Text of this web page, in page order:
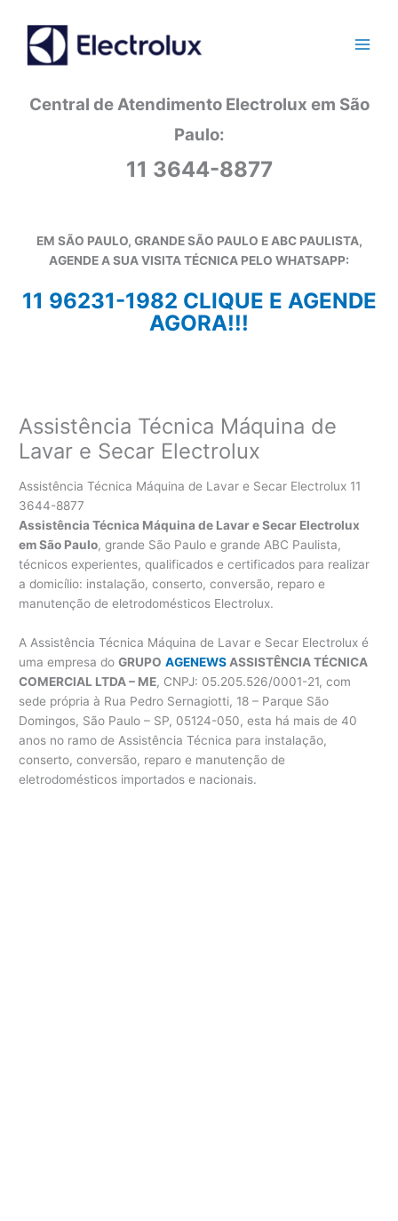
conteúdo
Central de Atendimento Electrolux em São
Paulo:
11 3644-8877
EM SÃO PAULO, GRANDE SÃO PAULO E ABC PAULISTA,
AGENDE A SUA VISITA TÉCNICA PELO WHATSAPP:
11 96231-1982 CLIQUE E AGENDE
AGORA!!!
Assistência Técnica Máquina de
Lavar e Secar Electrolux
Assistência Técnica Máquina de Lavar e Secar Electrolux 11
3644-8877
Assistência Técnica Máquina de Lavar e Secar Electrolux
em São Paulo, grande São Paulo e grande ABC Paulista,
técnicos experientes, qualificados e certificados para realizar
a domicílio: instalação, conserto, conversão, reparo e
manutenção de eletrodomésticos Electrolux.
A Assistência Técnica Máquina de Lavar e Secar Electrolux é
uma empresa doGRUPO AGENEWS ASSISTÊNCIA TÉCNICA
COMERCIAL LTDA – ME, CNPJ: 05.205.526/0001-21, com
sede própria à Rua Pedro Sernagiotti, 18 – Parque São
Domingos, São Paulo – SP, 05124-050, esta há mais de 40
anos no ramo de Assistência Técnica para instalação,
conserto, conversão, reparo e manutenção de
eletrodomésticos importados e nacionais.